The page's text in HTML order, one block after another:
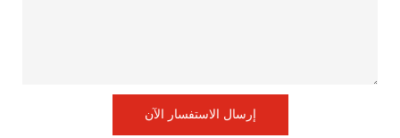
إرسال الاستفسار الآن